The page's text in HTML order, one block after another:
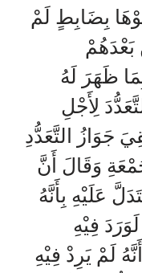
بِضَابِطٍ لَمْ
بَعْدَهُمْ
ظَهَرَ لَهُ
لِأَجْلِ
جَوَازُ التَّعَدُّدِ
وَقَالَ أَنَّ
عَلَيْهِ بِأَنَّهُ
لَوَرَدَ فِيْهِ
لَمْ يَرِدْ فِيْهِ